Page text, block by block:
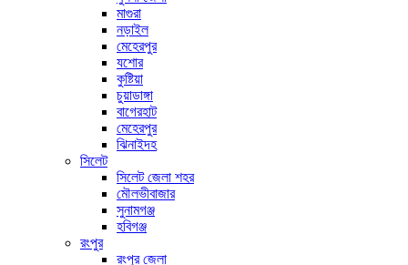
মাগুরা
নড়াইল
মেহেরপুর
যশোর
কুষ্টিয়া
চুয়াডাঙ্গা
বাগেরহাট
মেহেরপুর
ঝিনাইদহ
সিলেট
সিলেট জেলা শহর
মৌলভীবাজার
সুনামগঞ্জ
হবিগঞ্জ
রংপুর
রংপুর জেলা